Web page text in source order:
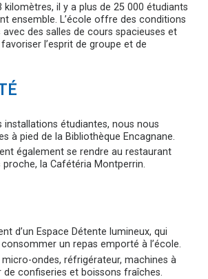
kilomètres, il y a plus de 25 000 étudiants
ensemble. L’école offre des conditions
avec des salles de cours spacieuses et
l’esprit de groupe et de
installations étudiantes, nous nous
à pied de la Bibliothèque Encagnane.
également se rendre au restaurant
proche, la Cafétéria Montperrin.
d’un Espace Détente lumineux, qui
un repas emporté à l’école.
micro-ondes, réfrigérateur, machines à
confiseries et boissons fraîches.